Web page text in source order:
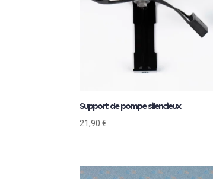
Support de pompe silencieux
21,90€